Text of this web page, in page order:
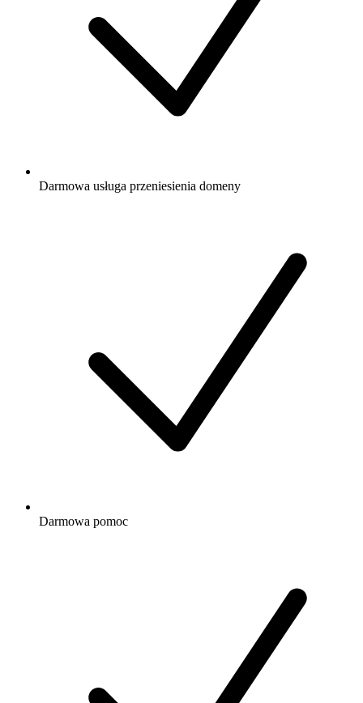
Darmowa usługa przeniesienia domeny
Darmowa pomoc